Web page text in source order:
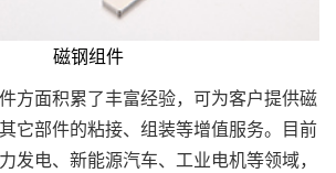
磁钢组件
方面积累了丰富经验，可为客户提供磁
它部件的粘接、组装等增值服务。目前
发电、新能源汽车、工业电机等领域，